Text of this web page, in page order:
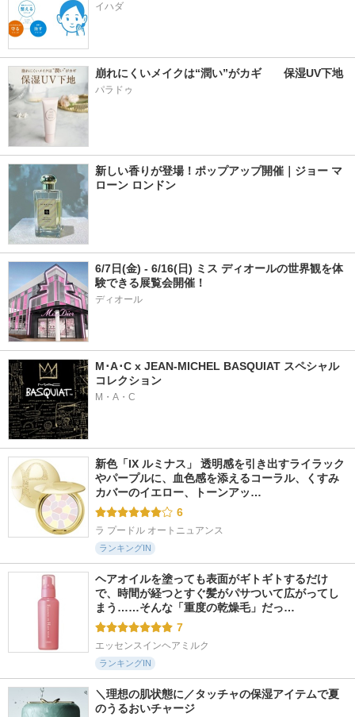
イハダ
崩れにくいメイクは“潤い”がカギ　　保湿UV下地
パラドゥ
新しい香りが登場！ポップアップ開催｜ジョー マ
ローン ロンドン
6/7日(金) - 6/16(日) ミス ディオールの世界観を体
験できる展覧会開催！
ディオール
M･A･C x JEAN-MICHEL BASQUIAT スペシャル
コレクション
M・A・C
新色「IX ルミナス」 透明感を引き出すライラック
やパープルに、血色感を添えるコーラル、くすみ
カバーのイエロー、トーンアッ…
6
ラ プードル オートニュアンス
ランキングIN
ヘアオイルを塗っても表面がギトギトするだけ
で、時間が経つとすぐ髪がパサついて広がってし
まう……そんな「重度の乾燥毛」だっ…
7
エッセンスインヘアミルク
ランキングIN
＼理想の肌状態に／タッチャの保湿アイテムで夏
のうるおいチャージ